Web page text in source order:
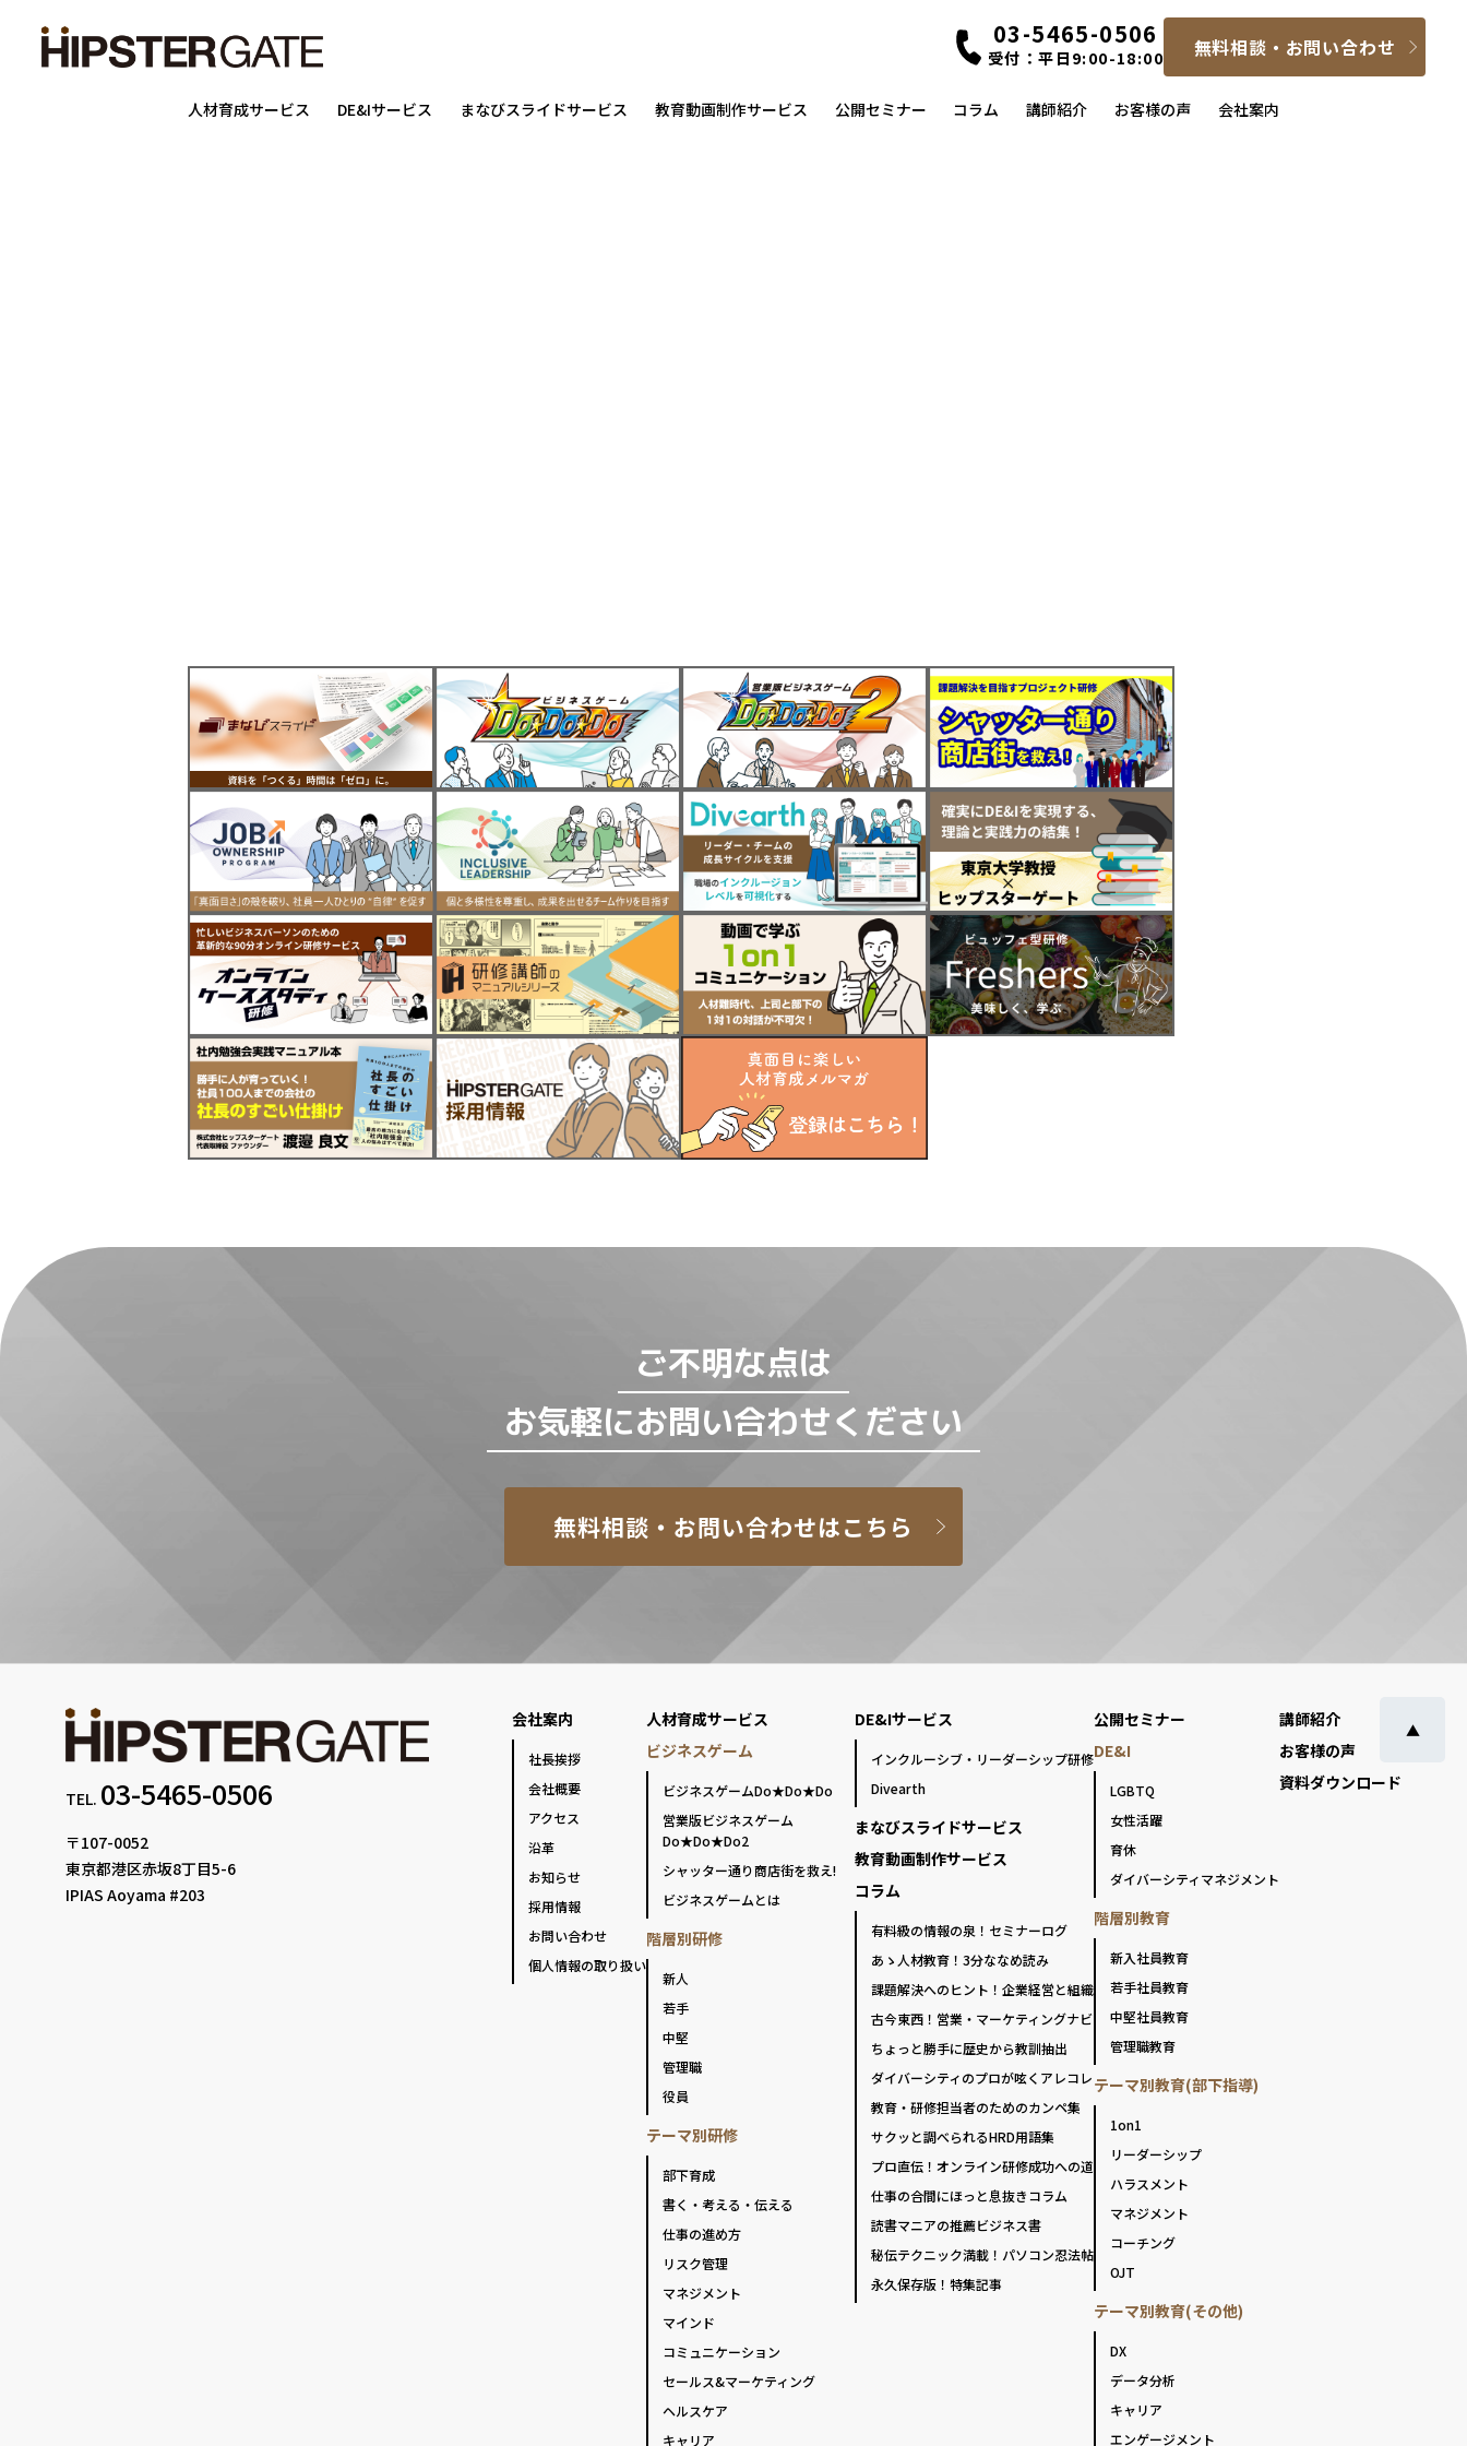
03-5465-0506
受付：平日9:00-18:00 無料相談・お問い合わせ
人材育成サービス DE&Iサービス まなびスライドサービス 教育動画制作サービス 公開セミナー コラム 講師紹介 お客様の声 会社案内
▲
ご不明な点は
お気軽にお問い合わせください
無料相談・お問い合わせはこちら
TEL. 03-5465-0506
〒107-0052
東京都港区赤坂8丁目5-6
IPIAS Aoyama #203
会社案内
社長挨拶
会社概要
アクセス
沿革
お知らせ
採用情報
お問い合わせ
個人情報の取り扱い
人材育成サービス
ビジネスゲーム
ビジネスゲームDo★Do★Do
営業版ビジネスゲーム
Do★Do★Do2
シャッター通り商店街を救え!
ビジネスゲームとは
階層別研修
新人
若手
中堅
管理職
役員
テーマ別研修
部下育成
書く・考える・伝える
仕事の進め方
リスク管理
マネジメント
マインド
コミュニケーション
セールス&マーケティング
ヘルスケア
キャリア
DE&Iサービス
インクルーシブ・リーダーシップ研修
Divearth
まなびスライドサービス
教育動画制作サービス
コラム
有料級の情報の泉！セミナーログ
あゝ人材教育！3分ななめ読み
課題解決へのヒント！企業経営と組織
古今東西！営業・マーケティングナビ
ちょっと勝手に歴史から教訓抽出
ダイバーシティのプロが呟くアレコレ
教育・研修担当者のためのカンペ集
サクッと調べられるHRD用語集
プロ直伝！オンライン研修成功への道
仕事の合間にほっと息抜きコラム
読書マニアの推薦ビジネス書
秘伝テクニック満載！パソコン忍法帖
永久保存版！特集記事
公開セミナー
DE&I
LGBTQ
女性活躍
育休
ダイバーシティマネジメント
階層別教育
新入社員教育
若手社員教育
中堅社員教育
管理職教育
テーマ別教育(部下指導)
1on1
リーダーシップ
ハラスメント
マネジメント
コーチング
OJT
テーマ別教育(その他)
DX
データ分析
キャリア
エンゲージメント
講師紹介
お客様の声
資料ダウンロード